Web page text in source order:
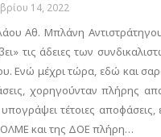
14, 2022
Αθ. Μπλάνη
τις άδειες των
Ενώ μέχρι τώρα, εδώ και
χορηγούνταν πλήρης
τέτοιες
και της ΔΟΕ πλήρη…